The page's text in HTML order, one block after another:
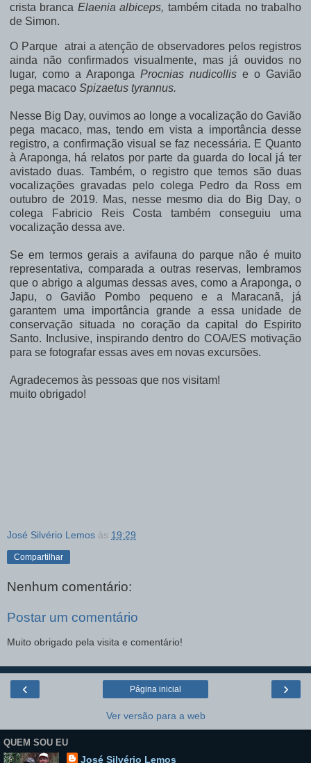
crista branca Elaenia albiceps, também citada no trabalho
de Simon.
O Parque atrai a atenção de observadores pelos registros
ainda não confirmados visualmente, mas já ouvidos no
lugar, como a Araponga Procnias nudicollis e o Gavião
pega macaco Spizaetus tyrannus.
Nesse Big Day, ouvimos ao longe a vocalização do Gavião
pega macaco, mas, tendo em vista a importância desse
registro, a confirmação visual se faz necessária. E Quanto
à Araponga, há relatos por parte da guarda do local já ter
avistado duas. Também, o registro que temos são duas
vocalizações gravadas pelo colega Pedro da Ross em
outubro de 2019. Mas, nesse mesmo dia do Big Day, o
colega Fabricio Reis Costa também conseguiu uma
vocalização dessa ave.
Se em termos gerais a avifauna do parque não é muito
representativa, comparada a outras reservas, lembramos
que o abrigo a algumas dessas aves, como a Araponga, o
Japu, o Gavião Pombo pequeno e a Maracanã, já
garantem uma importância grande a essa unidade de
conservação situada no coração da capital do Espirito
Santo. Inclusive, inspirando dentro do COA/ES motivação
para se fotografar essas aves em novas excursões.
Agradecemos às pessoas que nos visitam!
muito obrigado!
José Silvério Lemos às 19:29
Compartilhar
Nenhum comentário:
Postar um comentário
Muito obrigado pela visita e comentário!
‹ ›
Página inicial
Ver versão para a web
QUEM SOU EU
José Silvério Lemos